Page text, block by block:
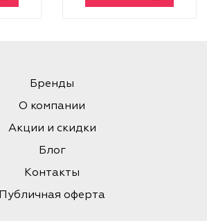
Бренды
О компании
Акции и скидки
Блог
Контакты
Публичная оферта